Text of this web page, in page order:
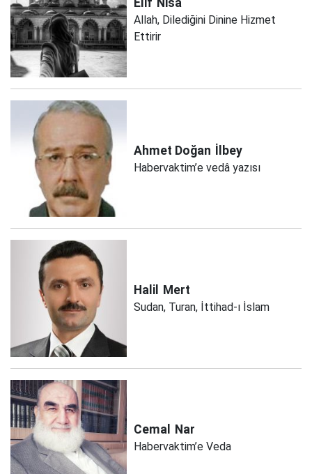
Allah, Dilediğini Dinine Hizmet
Ettirir
Ahmet Doğan İlbey
Habervaktim’e vedâ yazısı
Halil Mert
Sudan, Turan, İttihad-ı İslam
Cemal Nar
Habervaktim’e Veda